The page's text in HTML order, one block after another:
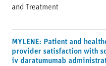
and Treatment
MYLENE: Patient and
provider satisfaction with
iv daratumumab